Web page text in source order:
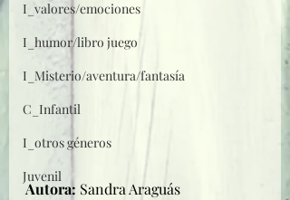
I_valores/emociones
I_humor/libro juego
I_Misterio/aventura/fantasía
C_Infantil
I_otros géneros
Juvenil
Autora: Sandra Araguás